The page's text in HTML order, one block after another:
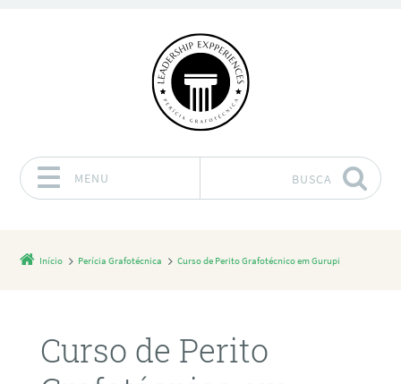
MENU BUSCA
Início Perícia Grafotécnica Curso de Perito Grafotécnico em Gurupi
Curso de Perito